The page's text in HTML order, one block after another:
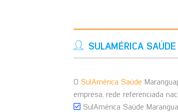
SULAMÉRICA
O SulAmérica Saúde
empresa, rede referenciada
SulAmérica Saúde